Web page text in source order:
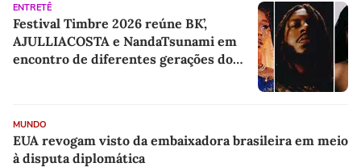
ENTRETÊ
Festival Timbre 2026 reúne BK’,
AJULLIACOSTA e NandaTsunami em
encontro de diferentes gerações do
MUNDO
EUA revogam visto da embaixadora brasileira em meio
à disputa diplomática